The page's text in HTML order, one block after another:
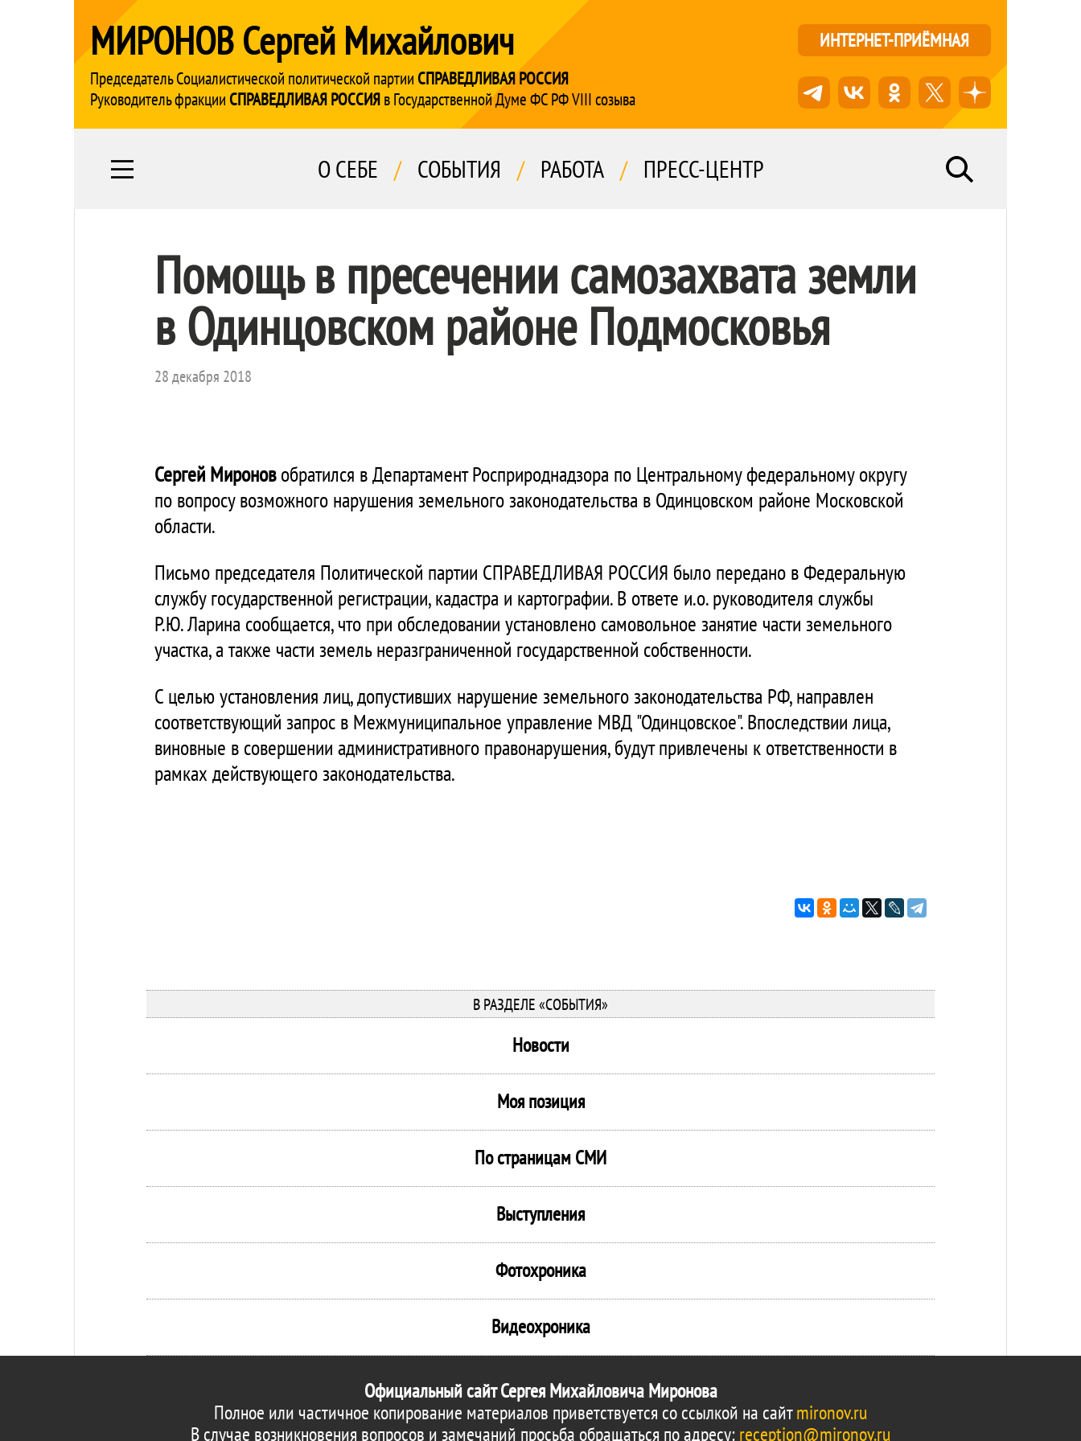
МИРОНОВ Сергей Михайлович
Председатель Социалистической политической партии СПРАВЕДЛИВАЯ РОССИЯ
Руководитель фракции СПРАВЕДЛИВАЯ РОССИЯв Государственной Думе ФС РФ VIII созыва
ИНТЕРНЕТ-ПРИЁМНАЯ
О СЕБЕ / СОБЫТИЯ / РАБОТА / ПРЕСС-ЦЕНТР
Помощь в пресечении самозахвата земли
в Одинцовском районе Подмосковья
28 декабря 2018
Сергей Мироновобратился в Департамент Росприроднадзора по Центральному федеральному округу
по вопросу возможного нарушения земельного законодательства в Одинцовском районе Московской
области.
Письмо председателя Политической партии СПРАВЕДЛИВАЯ РОССИЯ было передано в Федеральную
службу государственной регистрации, кадастра и картографии. В ответе и.о. руководителя службы
Р.Ю. Ларина сообщается, что при обследовании установлено самовольное занятие части земельного
участка, а также части земель неразграниченной государственной собственности.
С целью установления лиц, допустивших нарушение земельного законодательства РФ, направлен
соответствующий запрос в Межмуниципальное управление МВД "Одинцовское". Впоследствии лица,
виновные в совершении административного правонарушения, будут привлечены к ответственности в
рамках действующего законодательства.
В РАЗДЕЛЕ «СОБЫТИЯ»
Новости
Моя позиция
По страницам СМИ
Выступления
Фотохроника
Видеохроника
Официальный сайт Сергея Михайловича Миронова
Полное или частичное копирование материалов приветствуется со ссылкой на сайтmironov.ru
В случае возникновения вопросов и замечаний просьба обращаться по адресу:reception@mironov.ru